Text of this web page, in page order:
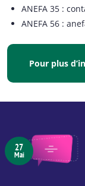
ANEFA 35 :
ANEFA 56 :
Pour plus
27
Mai